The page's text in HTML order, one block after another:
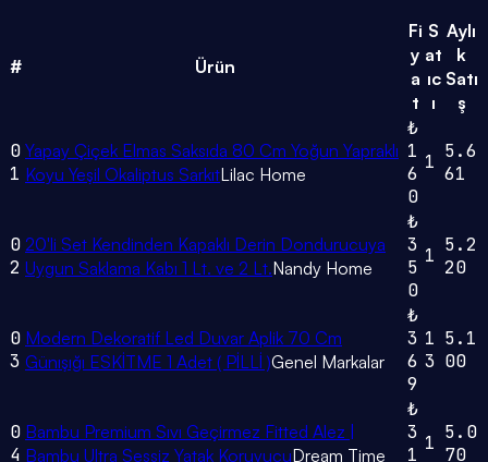
# Ürün
Fi
y
a
t
S
at
ıc
ı
Aylı
k
Satı
ş
0
1
Yapay Çiçek Elmas Saksıda 80 Cm Yoğun Yapraklı
Koyu Yeşil Okaliptus SarkıtLilac Home
₺
1
6
0
1 5.6
61
0
2
20'li Set Kendinden Kapaklı Derin Dondurucuya
Uygun Saklama Kabı 1 Lt. ve 2 Lt.Nandy Home
₺
3
5
0
1 5.2
20
0
3
Modern Dekoratif Led Duvar Aplik 70 Cm
Günışığı ESKİTME 1 Adet ( PİLLİ )Genel Markalar
₺
3
6
9
1
3
5.1
00
0
4
Bambu Premium Sıvı Geçirmez Fitted Alez |
Bambu Ultra Sessiz Yatak KoruyucuDream Time
₺
3
1
1 5.0
70